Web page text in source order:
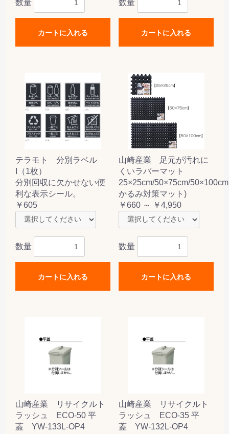
数量
カートに入れる
数量
カートに入れる
テラモト 分別ラベル
I（1枚）
分別回収に欠かせない便
利な表示シール。
￥605
数量
カートに入れる
山崎産業 足元が汚れに
くいラバーマット
25×25cm/50×75cm/
かるみ対策マット)
￥660 ～ ￥4,950
数量
カートに入れる
山崎産業 リサイクルト
ラッシュ ECO-50 平
蓋 YW-133L-OP4
山崎産業 リサイクルト
ラッシュ ECO-35 平
蓋 YW-132L-OP4